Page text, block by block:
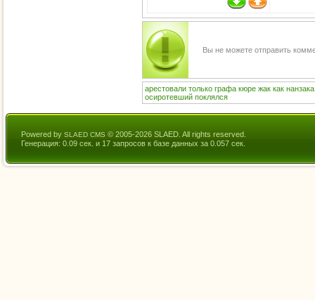
Вы не можете отправить
арестовали только графа кюре жак как нанзака
осиротевший поклялся
Powered by SLAED CMS © 2005-2026 SLAED. All rights reserved.
Генерация: 0.09 сек. и 17 запросов к базе данных за 0.057 сек.